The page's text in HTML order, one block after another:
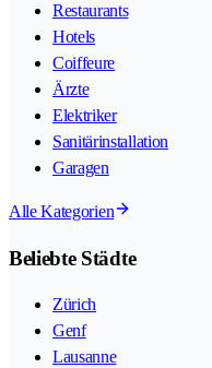
Restaurants
Hotels
Coiffeure
Ärzte
Elektriker
Sanitärinstallation
Garagen
Alle Kategorien
Beliebte Städte
Zürich
Genf
Lausanne